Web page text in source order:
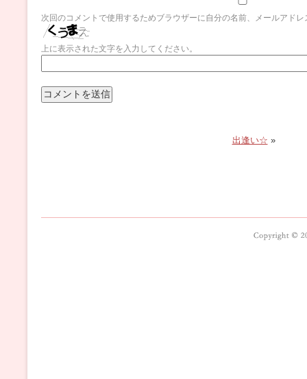
次回のコメントで使用するためブラウザーに自分の名前、メールアド
上に表示された文字を入力してください。
出逢い☆ »